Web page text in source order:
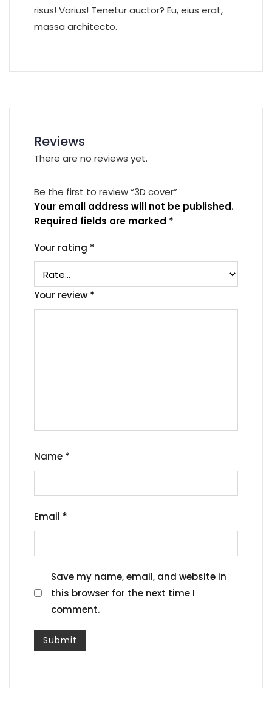
risus! Varius! Tenetur auctor? Eu, eius erat,
massa architecto.
Reviews
There are no reviews yet.
Be the first to review “3D cover”
Your email address will not be published.
Required fields are marked *
Your rating *
Your review *
Name *
Email *
Save my name, email, and website in
this browser for the next time I
comment.